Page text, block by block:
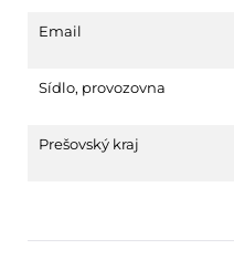
Email
Sídlo, provozovna
Prešovský kraj